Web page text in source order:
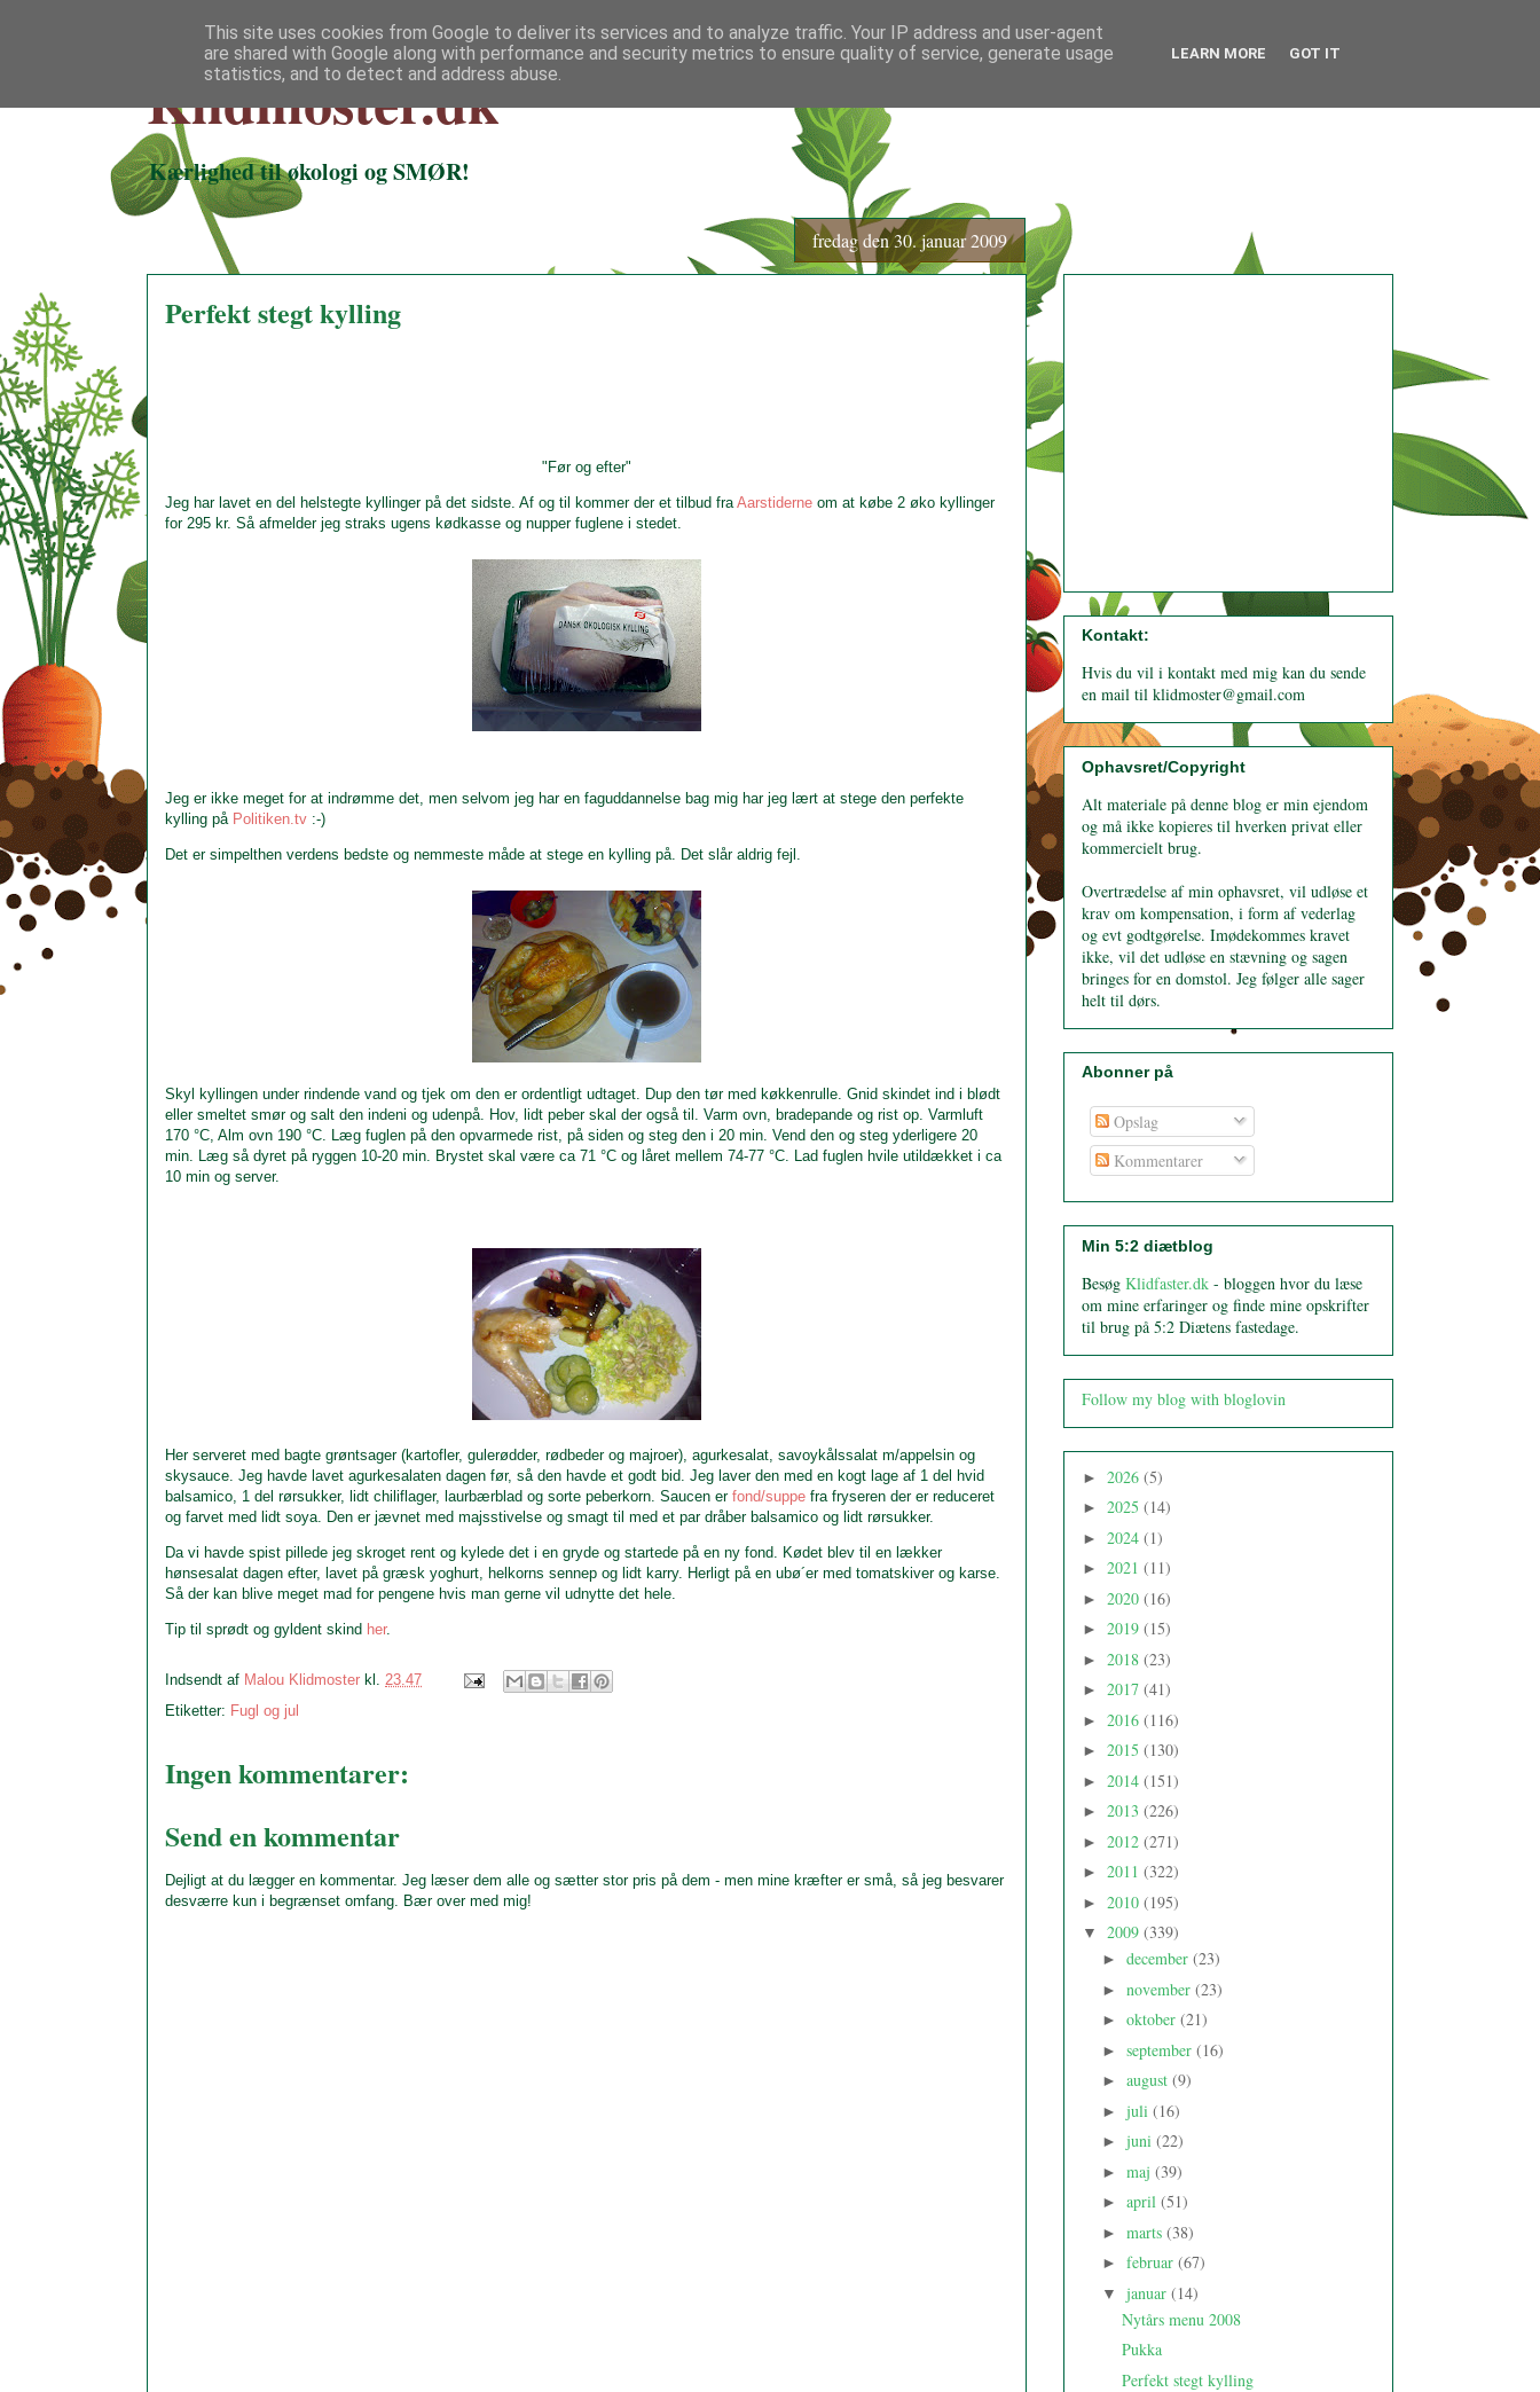
Klidmoster.dk
Kærlighed til økologi og SMØR!
fredag den 30. januar 2009
Perfekt stegt kylling
"Før og efter"
Jeg har lavet en del helstegte kyllinger på det sidste. Af og til kommer der et tilbud fraAarstiderne om at købe 2 øko kyllinger
for 295 kr. Så afmelder jeg straks ugens kødkasse og nupper fuglene i stedet.
Jeg er ikke meget for at indrømme det, men selvom jeg har en faguddannelse bag mig har jeg lært at stege den perfekte
kylling på Politiken.tv :-)
Det er simpelthen verdens bedste og nemmeste måde at stege en kylling på. Det slår aldrig fejl.
Skyl kyllingen under rindende vand og tjek om den er ordentligt udtaget. Dup den tør med køkkenrulle. Gnid skindet ind i blødt
eller smeltet smør og salt den indeni og udenpå. Hov, lidt peber skal der også til. Varm ovn, bradepande og rist op. Varmluft
170 °C, Alm ovn 190 °C. Læg fuglen på den opvarmede rist, på siden og steg den i 20 min. Vend den og steg yderligere 20
min. Læg så dyret på ryggen 10-20 min. Brystet skal være ca 71 °C og låret mellem 74-77 °C. Lad fuglen hvile utildækket i ca
10 min og server.
Her serveret med bagte grøntsager (kartofler, gulerødder, rødbeder og majroer), agurkesalat, savoykålssalat m/appelsin og
skysauce. Jeg havde lavet agurkesalaten dagen før, så den havde et godt bid. Jeg laver den med en kogt lage af 1 del hvid
balsamico, 1 del rørsukker, lidt chiliflager, laurbærblad og sorte peberkorn. Saucen er fond/suppe fra fryseren der er reduceret
og farvet med lidt soya. Den er jævnet med majsstivelse og smagt til med et par dråber balsamico og lidt rørsukker.
Da vi havde spist pillede jeg skroget rent og kylede det i en gryde og startede på en ny fond. Kødet blev til en lækker
hønsesalat dagen efter, lavet på græsk yoghurt, helkorns sennep og lidt karry. Herligt på en ubø´er med tomatskiver og karse.
Så der kan blive meget mad for pengene hvis man gerne vil udnytte det hele.
Tip til sprødt og gyldent skind her.
Indsendt af Malou Klidmoster kl. 23.47
Etiketter: Fugl og jul
Ingen kommentarer:
Send en kommentar
Dejligt at du lægger en kommentar. Jeg læser dem alle og sætter stor pris på dem - men mine kræfter er små, så jeg besvarer
desværre kun i begrænset omfang. Bær over med mig!
Kontakt:
Hvis du vil i kontakt med mig kan du sende
en mail til klidmoster@gmail.com
Ophavsret/Copyright
Alt materiale på denne blog er min ejendom
og må ikke kopieres til hverken privat eller
kommercielt brug.
Overtrædelse af min ophavsret, vil udløse et
krav om kompensation, i form af vederlag
og evt godtgørelse. Imødekommes kravet
ikke, vil det udløse en stævning og sagen
bringes for en domstol. Jeg følger alle sager
helt til dørs.
Abonner på
Opslag
Kommentarer
Min 5:2 diætblog
Besøg Klidfaster.dk - bloggen hvor du læse
om mine erfaringer og finde mine opskrifter
til brug på 5:2 Diætens fastedage.
Follow my blog with bloglovin
► 2026 (5)
► 2025 (14)
► 2024 (1)
► 2021 (11)
► 2020 (16)
► 2019 (15)
► 2018 (23)
► 2017 (41)
► 2016 (116)
► 2015 (130)
► 2014 (151)
► 2013 (226)
► 2012 (271)
► 2011 (322)
► 2010 (195)
▼ 2009 (339)
► december (23)
► november (23)
► oktober (21)
► september (16)
► august (9)
► juli (16)
► juni (22)
► maj (39)
► april (51)
► marts (38)
► februar (67)
▼ januar (14)
Nytårs menu 2008
Pukka
Perfekt stegt kylling
This site uses cookies from Google to deliver its services and to analyze traffic. Your IP address and user-agent
are shared with Google along with performance and security metrics to ensure quality of service, generate usage
statistics, and to detect and address abuse.
LEARN MORE GOT IT